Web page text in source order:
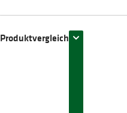
Produktvergleich